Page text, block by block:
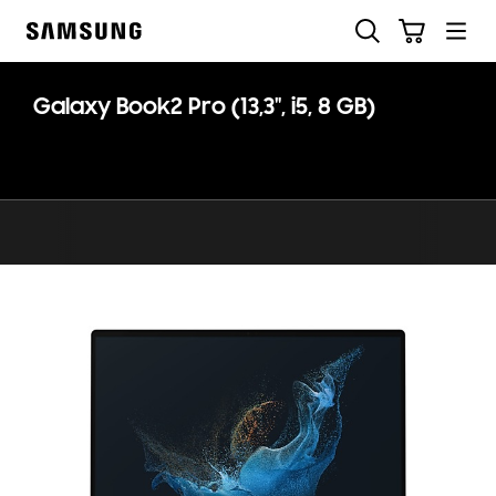
Galaxy Book2 Pro (13,3", i5, 8 GB)